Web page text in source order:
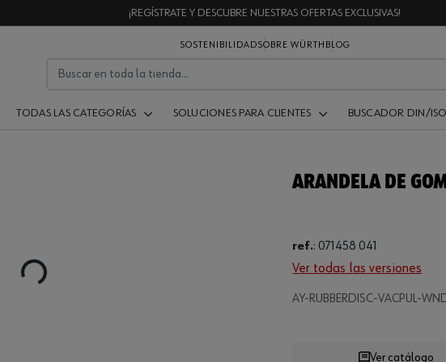
¡REGÍSTRATE Y DESCUBRE NUESTRAS OFERTAS EXCLUSIVAS!
SOSTENIBILIDADSOBRE WÜRTH BLOG
TODAS LAS CATEGORÍAS SOLUCIONES PARA CLIENTES BUSCADOR DIN/ISO
Loading...
ARANDELA DE
ref.: 071458 041
Ver todas las versiones
AY-RUBBERDISC-VACPUL-
Ver catálogo